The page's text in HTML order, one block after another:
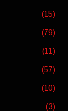
(15)
(79)
(11)
(57)
(10)
(3)